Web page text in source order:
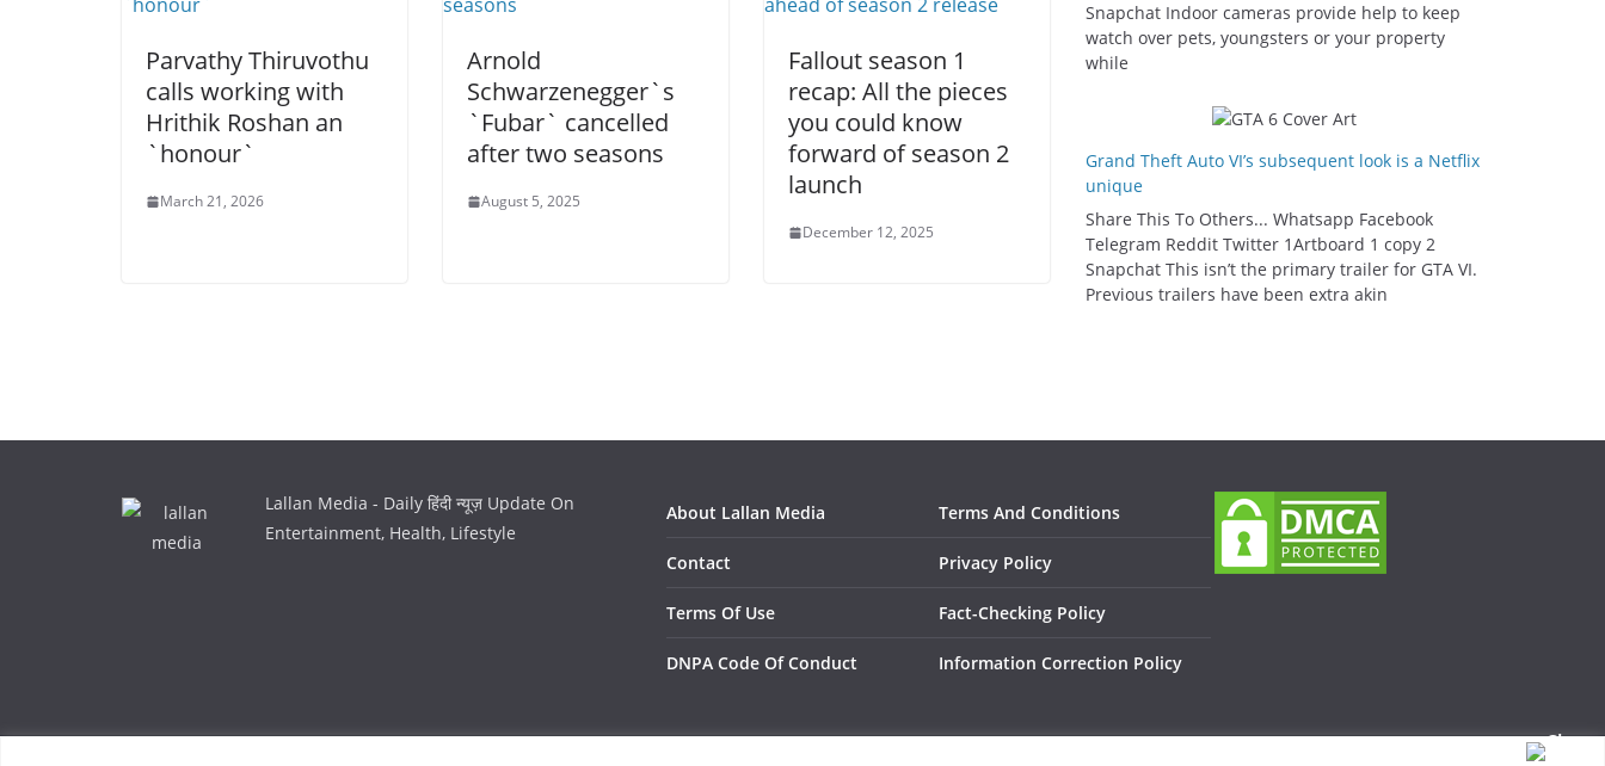
Parvathy Thiruvothu
calls working with
Hrithik Roshan an
`honour`
March 21, 2026
Arnold
Schwarzenegger`s
`Fubar` cancelled
after two seasons
August 5, 2025
Fallout season 1
recap: All the pieces
you could know
forward of season 2
launch
December 12, 2025
Snapchat Indoor cameras provide help to keep
watch over pets, youngsters or your property
while
Grand Theft Auto VI’s subsequent look is a Netflix
unique
Share This To Others... Whatsapp Facebook
Telegram Reddit Twitter 1Artboard 1 copy 2
Snapchat This isn’t the primary trailer for GTA VI.
Previous trailers have been extra akin
Lallan Media - Daily हिंदी न्यूज़ Update On
Entertainment, Health, Lifestyle
About Lallan Media
Contact
Terms Of Use
DNPA Code Of Conduct
Terms And Conditions
Privacy Policy
Fact-Checking Policy
Information Correction Policy